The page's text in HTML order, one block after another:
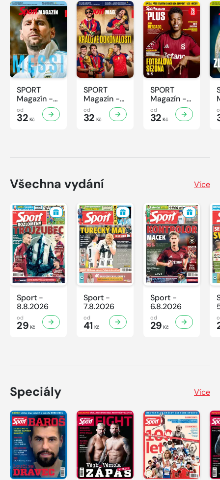
SPORT
Magazín -
32/2026
od
32 Kč
SPORT
Magazín -
31/2026
od
32 Kč
SPORT
Magazín -
30/2026
od
32 Kč
Všechna vydání Více
Sport -
8.8.2026
od
29 Kč
Sport -
7.8.2026
od
41 Kč
Sport -
6.8.2026
od
29 Kč
Speciály Více